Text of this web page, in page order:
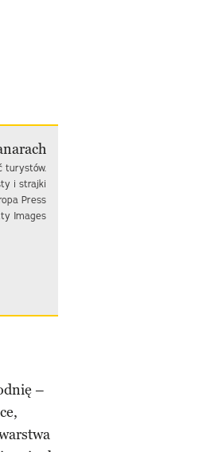
turystów.
i strajki
Press
Images
–